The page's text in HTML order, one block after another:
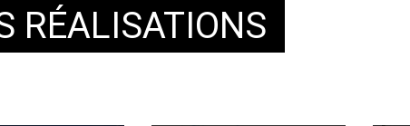
RÉALISATIONS